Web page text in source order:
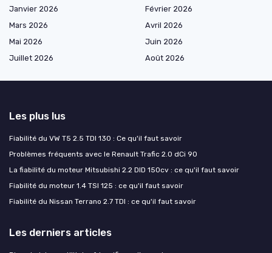
Janvier 2026
Février 2026
Mars 2026
Avril 2026
Mai 2026
Juin 2026
Juillet 2026
Août 2026
Les plus lus
Fiabilité du VW T5 2.5 TDI 130 : Ce qu'il faut savoir
Problèmes fréquents avec le Renault Trafic 2.0 dCi 90
La fiabilité du moteur Mitsubishi 2.2 DID 150cv : ce qu'il faut savoir
Fiabilité du moteur 1.4 TSI 125 : ce qu'il faut savoir
Fiabilité du Nissan Terrano 2.7 TDI : ce qu'il faut savoir
Les derniers articles